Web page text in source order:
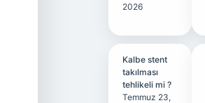
2026
Kalbe stent
takılması
tehlikeli mi ?
Temmuz 23,